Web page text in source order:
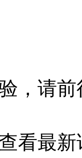
，请
看最